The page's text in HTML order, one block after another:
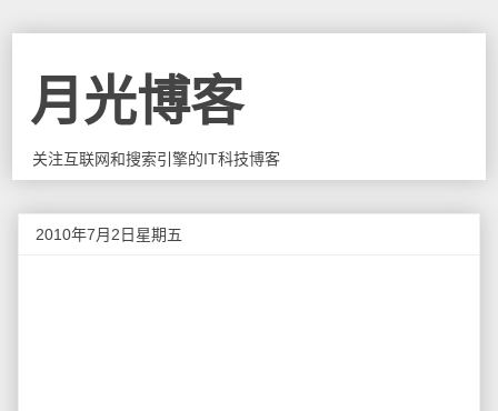
月光博客
关注互联网和搜索引擎的IT科技博客
2010年7月2日星期五